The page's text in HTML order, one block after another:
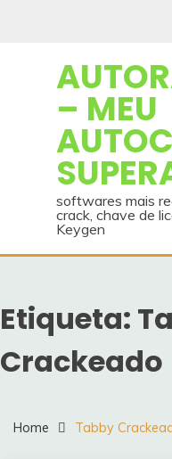
– MEU
softwares mais
crack, chave de
Keygen
Etiqueta:
Crackeado
Home Tabby